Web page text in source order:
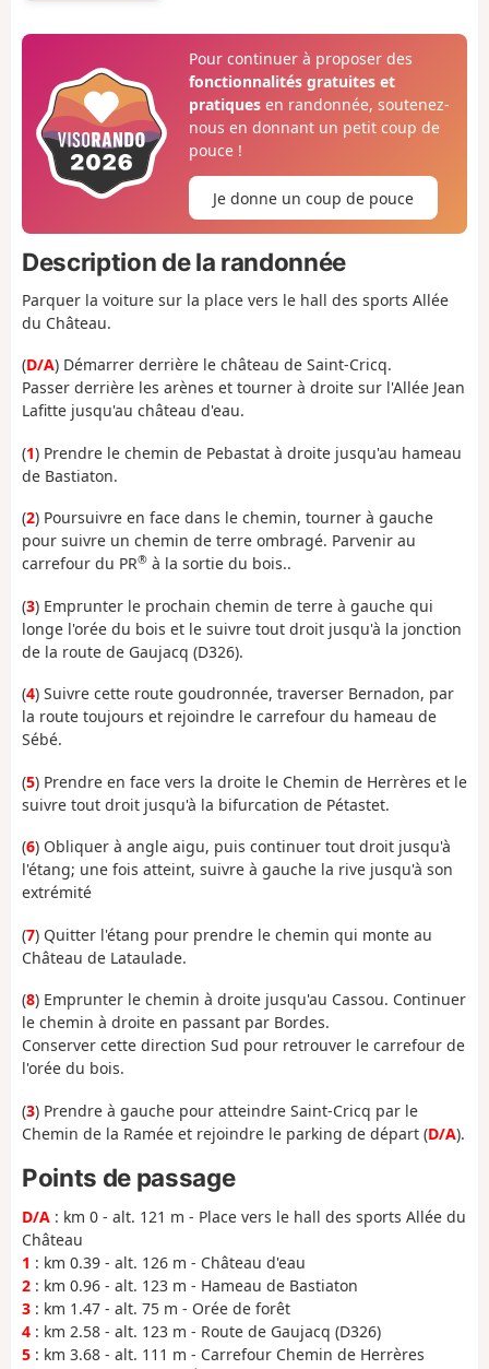
Pour continuer à proposer des
fonctionnalités gratuites et
pratiquesen randonnée, soutenez-
nous en donnant un petit coup de
pouce !
Je donne un coup de pouce
Description de la randonnée
Parquer la voiture sur la place vers le hall des sports Allée
du Château.
(D/A) Démarrer derrière le château de Saint-Cricq.
Passer derrière les arènes et tourner à droite sur l'Allée Jean
Lafitte jusqu'au château d'eau.
(1) Prendre le chemin de Pebastat à droite jusqu'au hameau
de Bastiaton.
(2) Poursuivre en face dans le chemin, tourner à gauche
pour suivre un chemin de terre ombragé. Parvenir au
carrefour du PR® à la sortie du bois..
(3) Emprunter le prochain chemin de terre à gauche qui
longe l'orée du bois et le suivre tout droit jusqu'à la jonction
de la route de Gaujacq (D326).
(4) Suivre cette route goudronnée, traverser Bernadon, par
la route toujours et rejoindre le carrefour du hameau de
Sébé.
(5) Prendre en face vers la droite le Chemin de Herrères et le
suivre tout droit jusqu'à la bifurcation de Pétastet.
(6) Obliquer à angle aigu, puis continuer tout droit jusqu'à
l'étang; une fois atteint, suivre à gauche la rive jusqu'à son
extrémité
(7) Quitter l'étang pour prendre le chemin qui monte au
Château de Lataulade.
(8) Emprunter le chemin à droite jusqu'au Cassou. Continuer
le chemin à droite en passant par Bordes.
Conserver cette direction Sud pour retrouver le carrefour de
l'orée du bois.
(3) Prendre à gauche pour atteindre Saint-Cricq par le
Chemin de la Ramée et rejoindre le parking de départ (D/A).
Points de passage
D/A : km 0 - alt. 121 m - Place vers le hall des sports Allée du
Château
1 : km 0.39 - alt. 126 m - Château d'eau
2 : km 0.96 - alt. 123 m - Hameau de Bastiaton
3 : km 1.47 - alt. 75 m - Orée de forêt
4 : km 2.58 - alt. 123 m - Route de Gaujacq (D326)
5 : km 3.68 - alt. 111 m - Carrefour Chemin de Herrères